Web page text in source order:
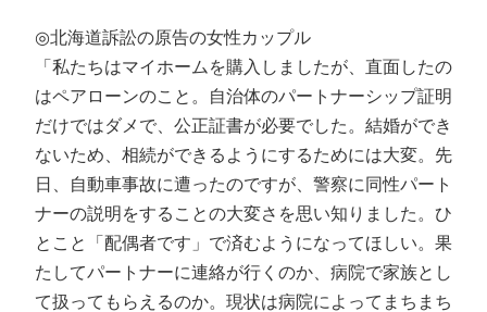
◎北海道訴訟の原告の女性カップル
「私たちはマイホームを購入しましたが、直面したの
はペアローンのこと。自治体のパートナーシップ証明
だけではダメで、公正証書が必要でした。結婚ができ
ないため、相続ができるようにするためには大変。先
日、自動車事故に遭ったのですが、警察に同性パート
ナーの説明をすることの大変さを思い知りました。ひ
とこと「配偶者です」で済むようになってほしい。果
たしてパートナーに連絡が行くのか、病院で家族とし
て扱ってもらえるのか。現状は病院によってまちまち